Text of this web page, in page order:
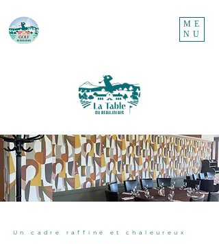
ME
NU
Un cadre raffiné et chaleureux